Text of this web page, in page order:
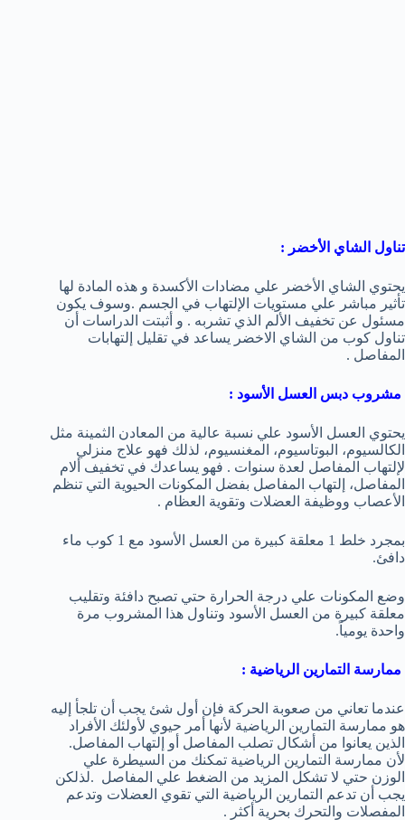
تناول الشاي الأخضر :
يحتوي الشاي الأخضر علي مضادات الأكسدة و هذه المادة لها
تأثير مباشر علي مستويات الإلتهاب في الجسم .وسوف يكون
مسئول عن تخفيف الألم الذي تشربه . و أثبتت الدراسات أن
تناول كوب من الشاي الاخضر يساعد في تقليل إلتهابات
المفاصل .
مشروب دبس العسل الأسود :
يحتوي العسل الأسود علي نسبة عالية من المعادن الثمينة مثل
الكالسيوم، البوتاسيوم، المغنسيوم، لذلك فهو علاج منزلي
لإلتهاب المفاصل لعدة سنوات . فهو يساعدك في تخفيف ألام
المفاصل، إلتهاب المفاصل بفضل المكونات الحيوية التي تنظم
الأعصاب ووظيفة العضلات وتقوية العظام .
بمجرد خلط 1 معلقة كبيرة من العسل الأسود مع 1 كوب ماء
دافئ.
وضع المكونات علي درجة الحرارة حتي تصبح دافئة وتقليب
معلقة كبيرة من العسل الأسود وتناول هذا المشروب مرة
واحدة يومياً.
ممارسة التمارين الرياضية :
عندما تعاني من صعوبة الحركة فإن أول شئ يجب أن تلجأ إليه
هو ممارسة التمارين الرياضية لأنها أمر حيوي لأولئك الأفراد
الذين يعانوا من أشكال تصلب المفاصل أو إلتهاب المفاصل.
لأن ممارسة التمارين الرياضية تمكنك من السيطرة علي
الوزن حتي لا تشكل المزيد من الضغط علي المفاصل .لذلكن
يجب أن تدعم التمارين الرياضية التي تقوي العضلات وتدعم
المفصلات والتحرك بحرية أكثر .